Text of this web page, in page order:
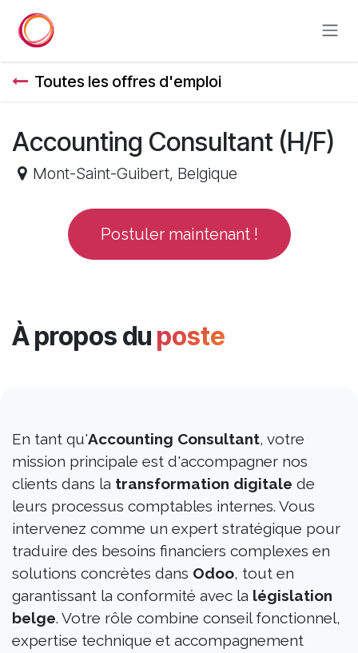
Toutes les offres d'emploi
Accounting Consultant (H/F)
Mont-Saint-Guibert, Belgique
Postuler maintenant !
À propos du poste
En tant qu'Accounting Consultant, votre
mission principale est d'accompagner nos
clients dans la transformation digitale de
leurs processus comptables internes. Vous
intervenez comme un expert stratégique pour
traduire des besoins financiers complexes en
solutions concrètes dans Odoo, tout en
garantissant la conformité avec la législation
belge. Votre rôle combine conseil fonctionnel,
expertise technique et accompagnement